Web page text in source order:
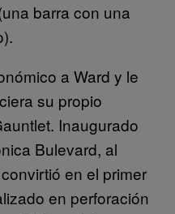
barra con una
a Ward y le
su propio
Inaugurado
Bulevard, al
en el primer
en perforación